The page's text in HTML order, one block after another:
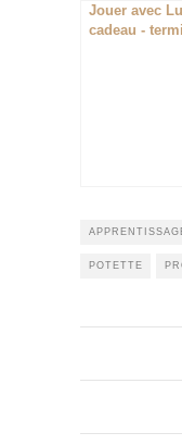
Jouer avec
cadeau -
POTETTE